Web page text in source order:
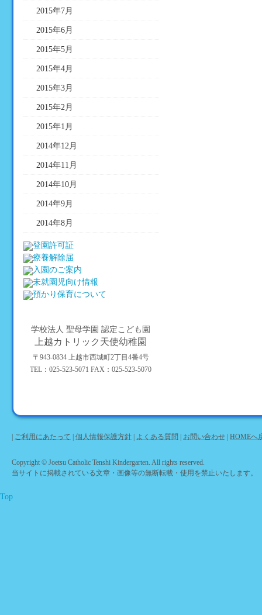
2015年7月
2015年6月
2015年5月
2015年4月
2015年3月
2015年2月
2015年1月
2014年12月
2014年11月
2014年10月
2014年9月
2014年8月
学校法人 聖母学園 認定こども園
上越カトリック天使幼稚園
〒943-0834 上越市西城町2丁目4番4号
TEL：025-523-5071 FAX：025-523-5070
ご利用にあたって 個人情報保護方針 よくある質問 お問い合わせ HOMEへ
Copyright © Joetsu Catholic Tenshi Kindergarten. All rights reserved.
当サイトに掲載されている文章・画像等の無断転載・使用を禁止いたします。
Top